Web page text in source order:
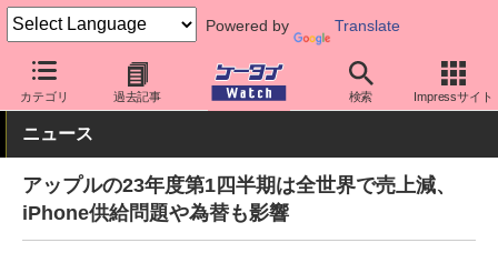
Powered by Translate
カテゴリ 過去記事 検索 Impressサイト
ケータイ Watch 業界動向 Apple
ニュース
アップルの23年度第1四半期は全世界で売上減、
iPhone供給問題や為替も影響